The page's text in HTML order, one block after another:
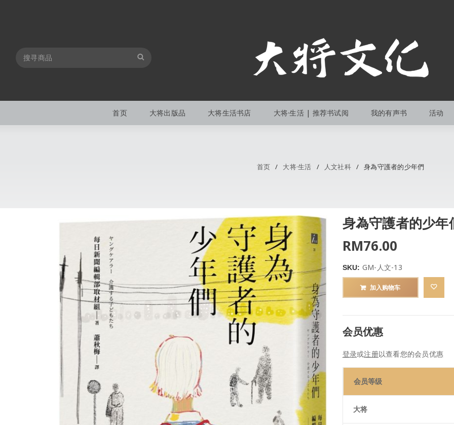
首页 大将出版品 大将生活书店 大将·生活 | 推荐书试阅 我的有声书 活动
首页 / 大将·生活 / 人文社科 / 身為守護者的少年們
身為守護者的少年
RM76.00
SKU: GM-人文-13
加入购物车
会员优惠
登录或注册以查看您的会员优惠
会员等级
大将